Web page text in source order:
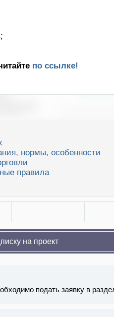
по ссылке!
нормы, особенности
правила
на проект
подать заявку в